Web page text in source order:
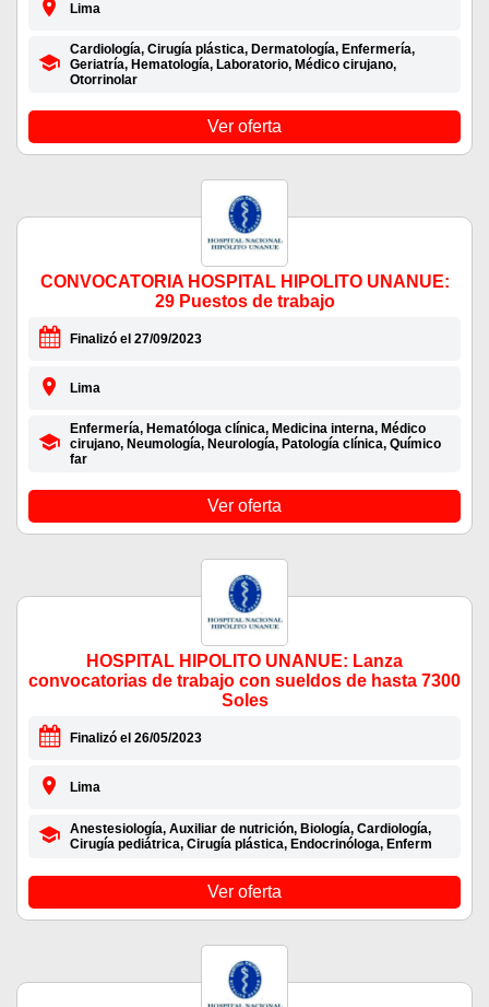
Lima
Cardiología, Cirugía plástica, Dermatología, Enfermería,
Geriatría, Hematología, Laboratorio, Médico cirujano,
Otorrinolar
Ver oferta
CONVOCATORIA HOSPITAL HIPOLITO UNANUE:
29 Puestos de trabajo
Finalizó el 27/09/2023
Lima
Enfermería, Hematóloga clínica, Medicina interna, Médico
cirujano, Neumología, Neurología, Patología clínica, Químico
far
Ver oferta
HOSPITAL HIPOLITO UNANUE: Lanza
convocatorias de trabajo con sueldos de hasta 7300
Soles
Finalizó el 26/05/2023
Lima
Anestesiología, Auxiliar de nutrición, Biología, Cardiología,
Cirugía pediátrica, Cirugía plástica, Endocrinóloga, Enferm
Ver oferta